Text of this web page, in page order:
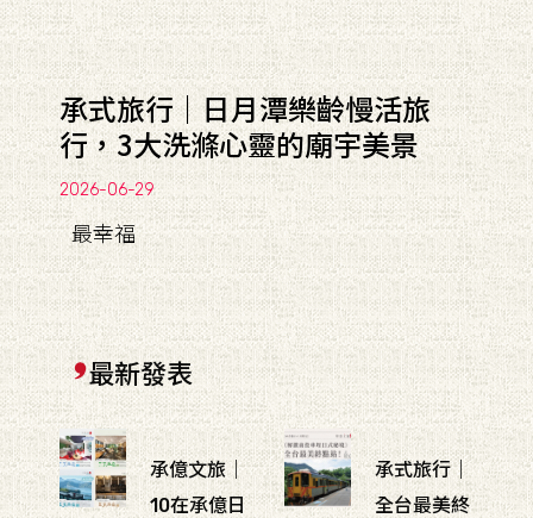
承式旅行｜日月潭樂齡慢活旅
行，3大洗滌心靈的廟宇美景
2026-06-29
最幸福
最新發表
承億文旅｜
10在承億日
承式旅行｜
全台最美終